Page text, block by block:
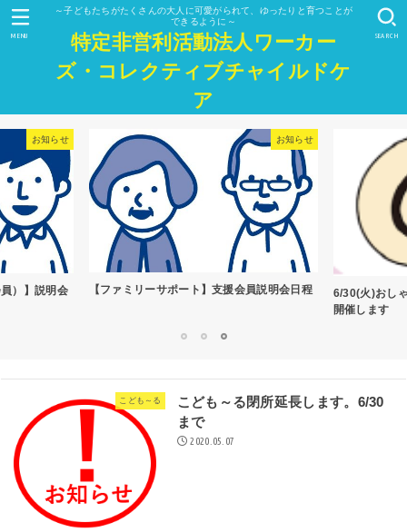
～子どもたちがたくさんの大人に可愛がられて、ゆったりと育つことが
できるように～
特定非営利活動法人ワーカー
ズ・コレクティブチャイルドケ
ア
SEARCH
MENU
お知らせ
）】説明会
お知らせ
【ファミリーサポート】支援会員説明会日程
6/30(火)おし
開催します
こども～る
こども～る閉所延長します。6/30
まで
2020.05.07